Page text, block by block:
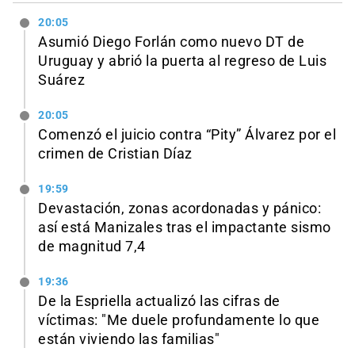
20:05
Asumió Diego Forlán como nuevo DT de
Uruguay y abrió la puerta al regreso de Luis
Suárez
20:05
Comenzó el juicio contra “Pity” Álvarez por el
crimen de Cristian Díaz
19:59
Devastación, zonas acordonadas y pánico:
así está Manizales tras el impactante sismo
de magnitud 7,4
19:36
De la Espriella actualizó las cifras de
víctimas: "Me duele profundamente lo que
están viviendo las familias"